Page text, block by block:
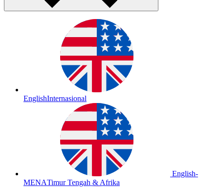
EnglishInternasional
English-
MENATimur Tengah & Afrika